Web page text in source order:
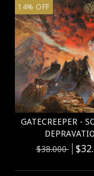
14% OFF
GATECREEPER -
$38.000